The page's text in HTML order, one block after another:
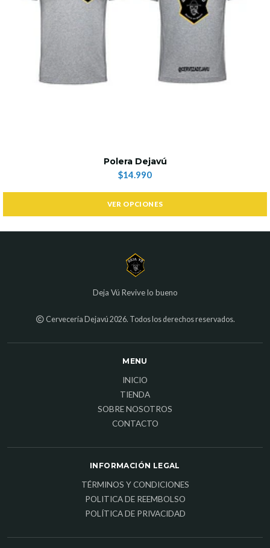
Polera Dejavú
$14.990
VER OPCIONES
Deja Vú Revive lo bueno
Cervecería Dejavú 2026. Todos los derechos reservados.
MENU
INICIO
TIENDA
SOBRE NOSOTROS
CONTACTO
INFORMACIÓN LEGAL
TÉRMINOS Y CONDICIONES
POLITICA DE REEMBOLSO
POLÍTICA DE PRIVACIDAD